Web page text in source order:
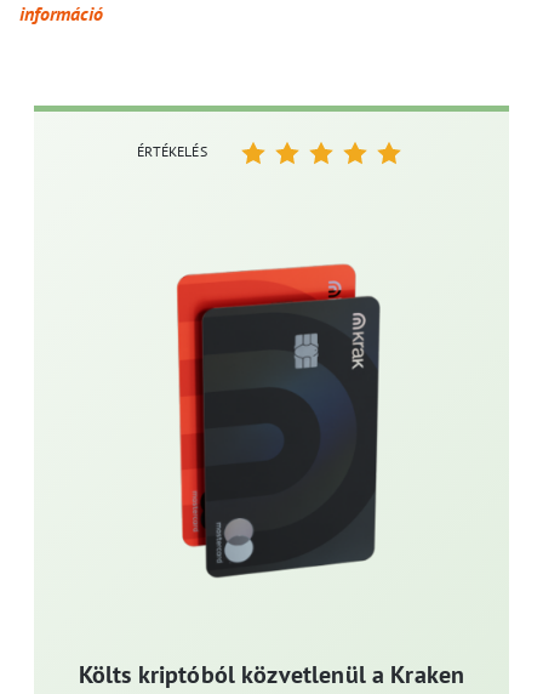
információ
Költs kriptóból közvetlenül a Kraken
ÉRTÉKELÉS